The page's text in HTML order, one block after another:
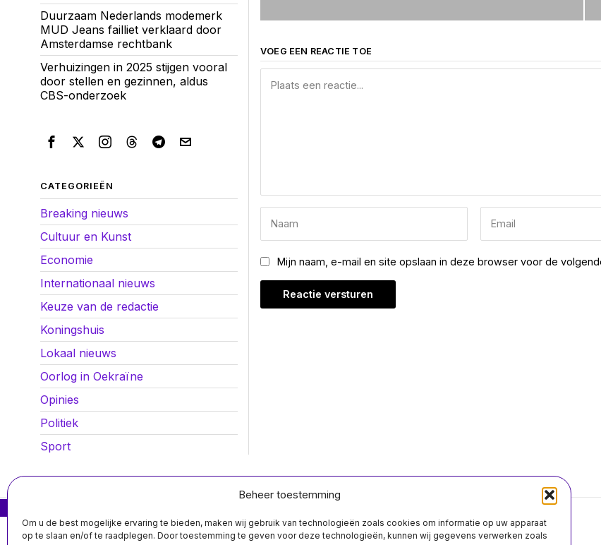
Beheer toestemming
Om u de best mogelijke ervaring te bieden, maken wij gebruik van technologieën zoals cookies om informatie op uw apparaat
op te slaan en/of te raadplegen. Door toestemming te geven voor deze technologieën, kunnen wij gegevens verwerken zoals
VOEG EEN REACTIE TOE
Mijn naam, e-mail en site opslaan in deze browser voor de
Duurzaam Nederlands modemerk
MUD Jeans failliet verklaard door
Amsterdamse rechtbank
Verhuizingen in 2025 stijgen vooral
door stellen en gezinnen, aldus
CBS-onderzoek
CATEGORIEËN
Breaking nieuws
Cultuur en Kunst
Economie
Internationaal nieuws
Keuze van de redactie
Koningshuis
Lokaal nieuws
Oorlog in Oekraïne
Opinies
Politiek
Sport
Over ons Contact
Instructure